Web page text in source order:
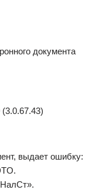
документа
выдает ошибку: